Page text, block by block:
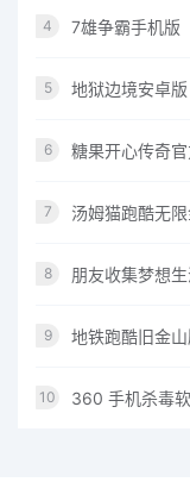
4 7雄争霸手机版
5 地狱边境安卓版
6 糖果开心传奇
7 汤姆猫跑酷无
8 朋友收集梦想
9 地铁跑酷旧金
10 360 手机杀毒